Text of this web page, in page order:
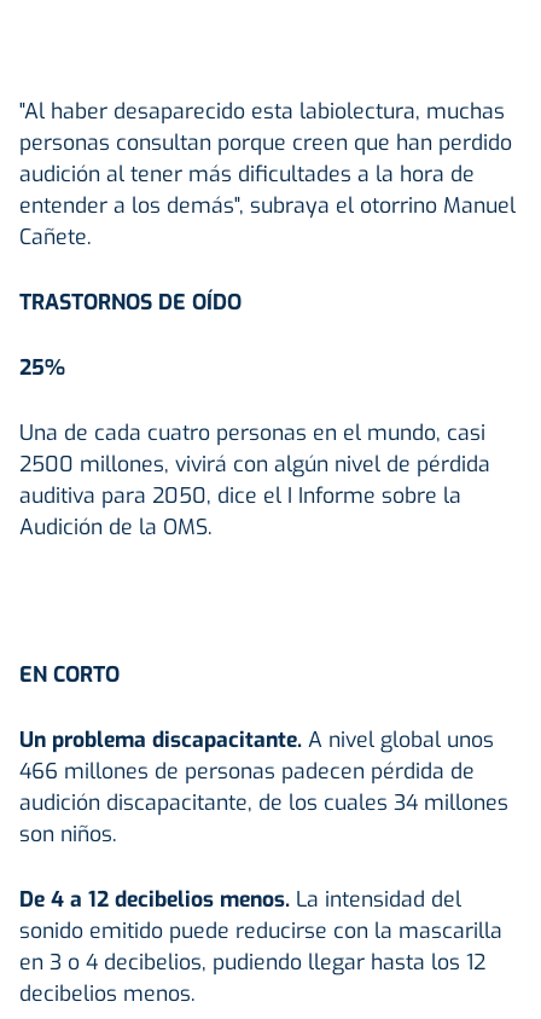
"Al haber desaparecido esta labiolectura, muchas
personas consultan porque creen que han perdido
audición al tener más dificultades a la hora de
entender a los demás", subraya el otorrino Manuel
Cañete.
TRASTORNOS DE OÍDO
25%
Una de cada cuatro personas en el mundo, casi
2500 millones, vivirá con algún nivel de pérdida
auditiva para 2050, dice el I Informe sobre la
Audición de la OMS.
EN CORTO
Un problema discapacitante. A nivel global unos
466 millones de personas padecen pérdida de
audición discapacitante, de los cuales 34 millones
son niños.
De 4 a 12 decibelios menos. La intensidad del
sonido emitido puede reducirse con la mascarilla
en 3 o 4 decibelios, pudiendo llegar hasta los 12
decibelios menos.